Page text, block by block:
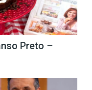
Preto –